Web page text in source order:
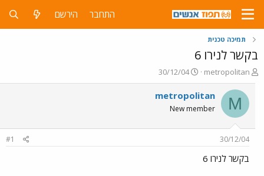
התחבר הירשם
תמיכה טכנית
בקשר לנירו 6
פ
ו
ת
ח
ה
ש
א
metropolitan
פ
ו
ר
ס
ם
30/12/04
M
metropolitan
New member
30/12/04
#1
בקשר לנירו 6